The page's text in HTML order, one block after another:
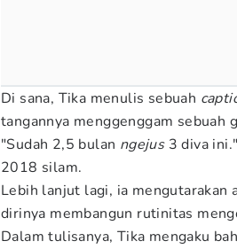
Di sana, Tika menulis sebuah
tangannya menggenggam sebuah
"Sudah 2,5 bulan ngejus3 diva
2018 silam.
Lebih lanjut lagi, ia mengutarakan
dirinya membangun rutinitas
Dalam tulisanya, Tika mengaku